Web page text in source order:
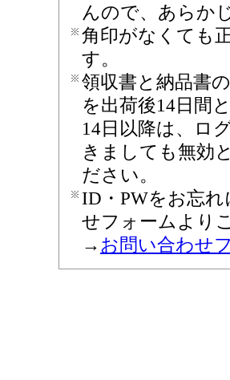
んので、あらか
角印がなくても
す。
領収書と納品書
を出荷後14日間
14日以降は、ロ
きましても無効
ださい。
ID・PWをお忘
せフォームより
→ お問い合わせ